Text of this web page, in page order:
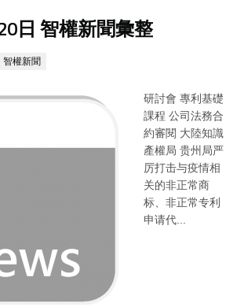
日 智權新聞彙整
智權新聞
研討會 專利基礎
課程 公司法務合
約審閱 大陸知識
產權局 贵州局严
厉打击与疫情相
关的非正常商
标、非正常专利
申请代...